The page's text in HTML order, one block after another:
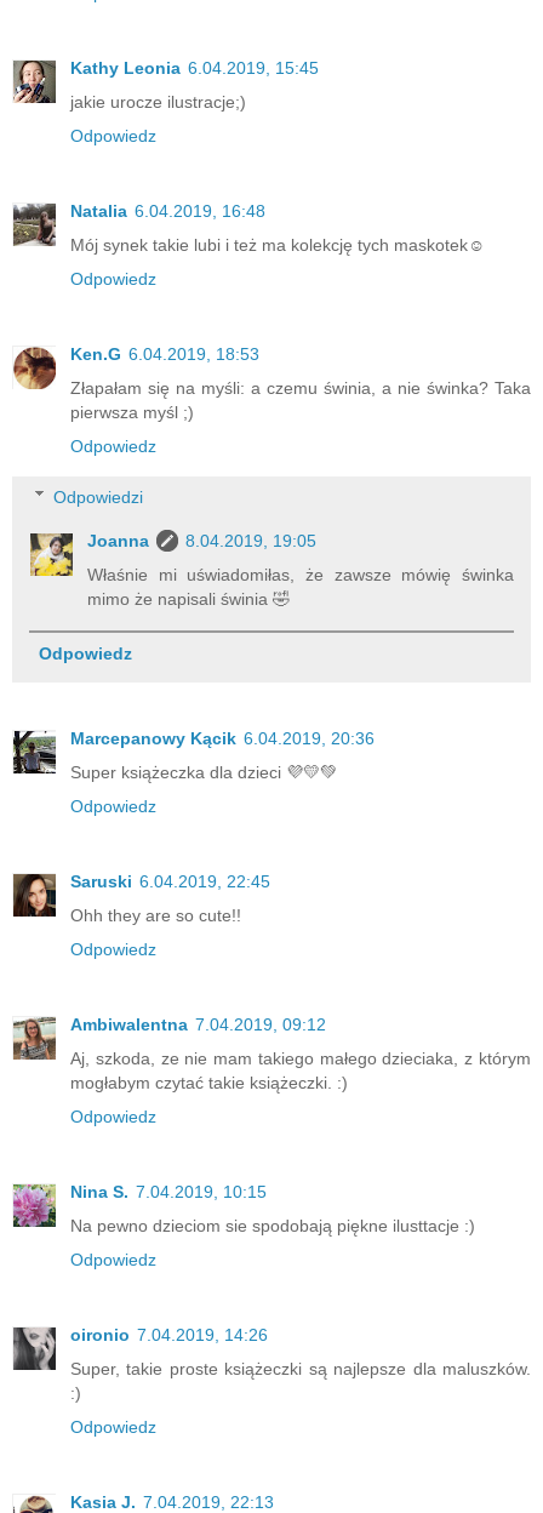
Kathy Leonia 6.04.2019, 15:45
jakie urocze ilustracje;)
Odpowiedz
Natalia 6.04.2019, 16:48
Mój synek takie lubi i też ma kolekcję tych maskotek☺
Odpowiedz
Ken.G 6.04.2019, 18:53
Złapałam się na myśli: a czemu świnia, a nie świnka? Taka
pierwsza myśl ;)
Odpowiedz
Odpowiedzi
Joanna
8.04.2019, 19:05
Właśnie mi uświadomiłas, że zawsze mówię świnka
mimo że napisali świnia 🤣
Odpowiedz
Marcepanowy Kącik 6.04.2019, 20:36
Super książeczka dla dzieci 💜💛💚
Odpowiedz
Saruski 6.04.2019, 22:45
Ohh they are so cute!!
Odpowiedz
Ambiwalentna 7.04.2019, 09:12
Aj, szkoda, ze nie mam takiego małego dzieciaka, z którym
mogłabym czytać takie książeczki. :)
Odpowiedz
Nina S. 7.04.2019, 10:15
Na pewno dzieciom sie spodobają piękne ilusttacje :)
Odpowiedz
oironio 7.04.2019, 14:26
Super, takie proste książeczki są najlepsze dla maluszków.
:)
Odpowiedz
Kasia J. 7.04.2019, 22:13